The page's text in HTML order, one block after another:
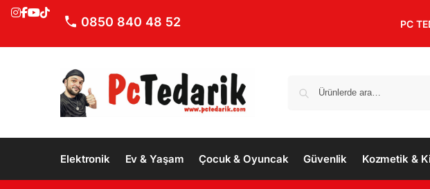
0850 840 48 52 PC
Elektronik Ev & Yaşam Çocuk & Oyuncak Güvenlik Kozmetik &